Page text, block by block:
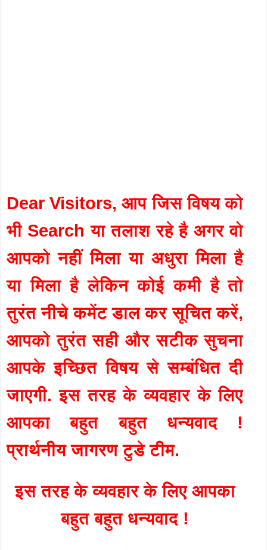
Dear Visitors, आप जिस विषय को
भी Search या तलाश रहे है अगर वो
आपको नहीं मिला या अधुरा मिला है
या मिला है लेकिन कोई कमी है तो
तुरंत नीचे कमेंट डाल कर सूचित करें,
आपको तुरंत सही और सटीक सुचना
आपके इच्छित विषय से सम्बंधित दी
जाएगी. इस तरह के व्यवहार के लिए
आपका बहुत बहुत धन्यवाद !
प्रार्थनीय जागरण टुडे टीम.
इस तरह के व्यवहार के लिए आपका
बहुत बहुत धन्यवाद !